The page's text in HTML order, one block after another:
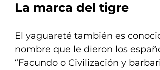
La marca del tigre
El yaguareté también es
nombre que le dieron los
“Facundo o Civilización y